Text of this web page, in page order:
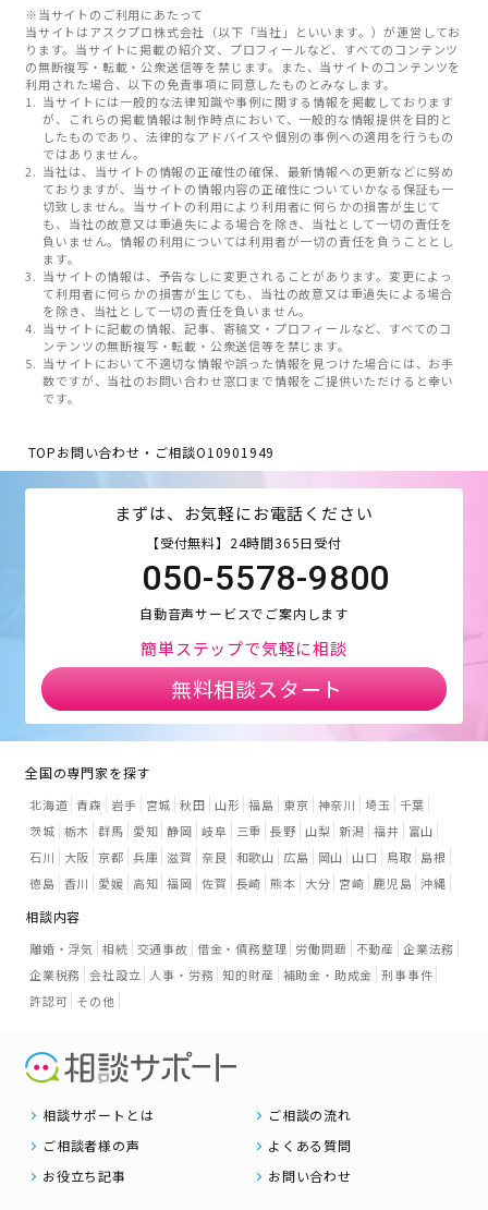
※当サイトのご利用にあたって
当サイトはアスクプロ株式会社（以下「当社」といいます。）が運営してお
ります。当サイトに掲載の紹介文、プロフィールなど、すべてのコンテンツ
の無断複写・転載・公衆送信等を禁じます。また、当サイトのコンテンツを
利用された場合、以下の免責事項に同意したものとみなします。
当サイトには一般的な法律知識や事例に関する情報を掲載しております
が、これらの掲載情報は制作時点において、一般的な情報提供を目的と
したものであり、法律的なアドバイスや個別の事例への適用を行うもの
ではありません。
当社は、当サイトの情報の正確性の確保、最新情報への更新などに努め
ておりますが、当サイトの情報内容の正確性についていかなる保証も一
切致しません。当サイトの利用により利用者に何らかの損害が生じて
も、当社の故意又は重過失による場合を除き、当社として一切の責任を
負いません。情報の利用については利用者が一切の責任を負うこととし
ます。
当サイトの情報は、予告なしに変更されることがあります。変更によっ
て利用者に何らかの損害が生じても、当社の故意又は重過失による場合
を除き、当社として一切の責任を負いません。
当サイトに記載の情報、記事、寄稿文・プロフィールなど、すべてのコ
ンテンツの無断複写・転載・公衆送信等を禁じます。
当サイトにおいて不適切な情報や誤った情報を見つけた場合には、お手
数ですが、当社のお問い合わせ窓口まで情報をご提供いただけると幸い
です。
TOPお問い合わせ・ご相談O10901949
まずは、お気軽にお電話ください
【受付無料】24時間365日受付
050-5578-9800
自動音声サービスでご案内します
簡単ステップで気軽に相談
無料相談スタート
全国の専門家を探す
北海道 青森 岩手 宮城 秋田 山形 福島 東京 神奈川 埼玉
千葉
茨城 栃木 群馬 愛知 静岡 岐阜 三重 長野 山梨 新潟 福井
富山
石川
大阪 京都 兵庫 滋賀 奈良 和歌山 広島 岡山 山口 鳥取
島根
徳島 香川 愛媛 高知 福岡 佐賀 長崎 熊本 大分 宮崎 鹿児島 沖縄
相談内容
離婚・浮気 相続 交通事故 借金・債務整理 労働問題 不動産 企業法務
企業税務 会社設立 人事・労務 知的財産 補助金・助成金 刑事事件
許認可 その他
相談サポートとは
ご相談の流れ
ご相談者様の声
よくある質問
お役立ち記事
お問い合わせ